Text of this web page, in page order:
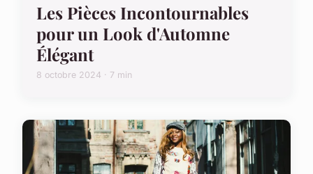
Les Pièces Incontournables
pour un Look d'Automne
Élégant
8 octobre 2024 · 7 min